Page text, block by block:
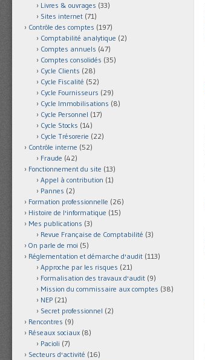
Livres & ouvrages (33)
Sites internet (71)
Contrôle des comptes (197)
Comptabilité analytique (2)
Comptes annuels (47)
Comptes consolidés (35)
Cycle Clients (28)
Cycle Fiscalité (52)
Cycle Fournisseurs (29)
Cycle Immobilisations (8)
Cycle Personnel (17)
Cycle Stocks (14)
Cycle Trésorerie (22)
Contrôle interne (52)
Fraude (42)
Fonctionnement du site (13)
Appel à contribution (1)
Pannes (2)
Formation professionnelle (26)
Histoire de l'informatique (15)
Mes publications (3)
Revue Française de Comptabilité (3)
On parle de moi (5)
Réglementation et démarche d'audit (113)
Approche par les risques (21)
Formalisation des travaux d'audit (9)
Mission du commissaire aux comptes (38)
NEP (21)
Secret professionnel (2)
Rencontres (9)
Réseaux sociaux (8)
Pacioli (7)
Secteurs d'activité (16)